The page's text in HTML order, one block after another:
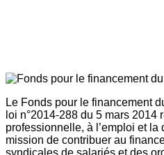
Le Fonds pour le financement
loi n°2014-288 du 5 mars 2014
professionnelle, à l’emploi et
mission de contribuer au
syndicales de salariés et des